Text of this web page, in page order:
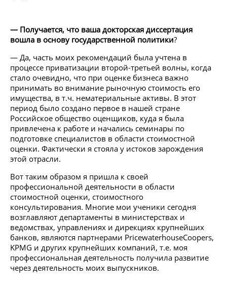
— Получается, что ваша докторская диссертация
вошла в основу государственной политики?
— Да, часть моих рекомендаций была учтена в
процессе приватизации второй-третьей волны, когда
стало очевидно, что при оценке бизнеса важно
принимать во внимание рыночную стоимость его
имущества, в т.ч. нематериальные активы. В этот
период было создано первое в нашей стране
Российское общество оценщиков, куда я была
привлечена к работе и начались семинары по
подготовке специалистов в области стоимостной
оценки. Фактически я стояла у истоков зарождения
этой отрасли.
Вот таким образом я пришла к своей
профессиональной деятельности в области
стоимостной оценки, стоимостного
консультирования. Многие мои ученики сегодня
возглавляют департаменты в министерствах и
ведомствах, управлениях и дирекциях крупнейших
банков, являются партнерами PricewaterhouseCoopers,
KPMG и других крупнейших компаний, т.е. моя
профессиональная деятельность получила развитие
через деятельность моих выпускников.